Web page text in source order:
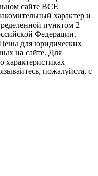
сайте ВСЕ
характер и
пунктoм 2
Федерации.
для юридических
на сайте. Для
пожалуйста, с